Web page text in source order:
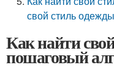
свой стиль
Как найти
пошаговый